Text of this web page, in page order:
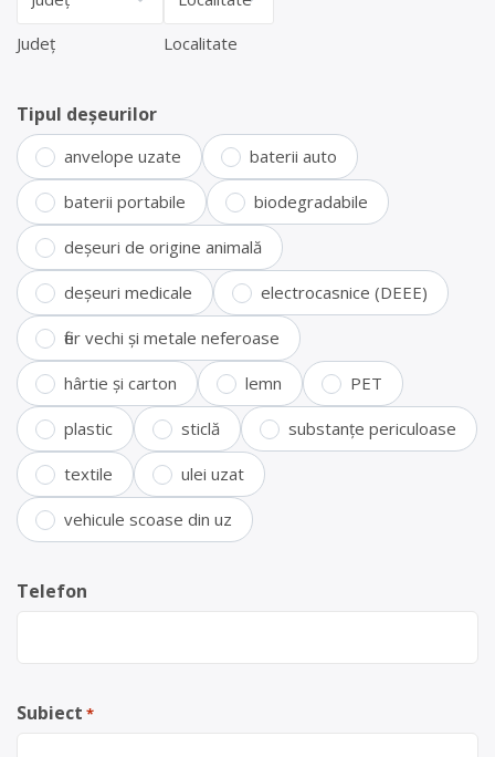
Județ Localitate
Tipul deșeurilor
anvelope uzate baterii auto
baterii portabile biodegradabile
deșeuri de origine animală
deșeuri medicale electrocasnice (DEEE)
fier vechi și metale neferoase
hârtie și carton lemn PET
plastic sticlă substanțe periculoase
textile ulei uzat
vehicule scoase din uz
Telefon
Subiect *